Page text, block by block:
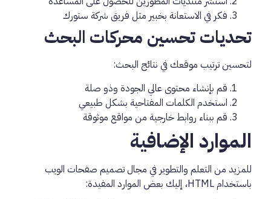
فكر في الاستعانة بخبير مثل فريق شركة ستورك
تحديات تحسين محركات البحث
لتحسين ترتيب موقعك في نتائج البحث:
قم بإنشاء محتوى عالي الجودة وذو صلة
استخدم الكلمات المفتاحية بشكل طبيعي
قم ببناء روابط خارجية من مواقع موثوقة
الموارد الإضافية
للمزيد من التعلم والتطوير في مجال تصميم صفحات الويب
باستخدام HTML، إليك بعض الموارد المفيدة: